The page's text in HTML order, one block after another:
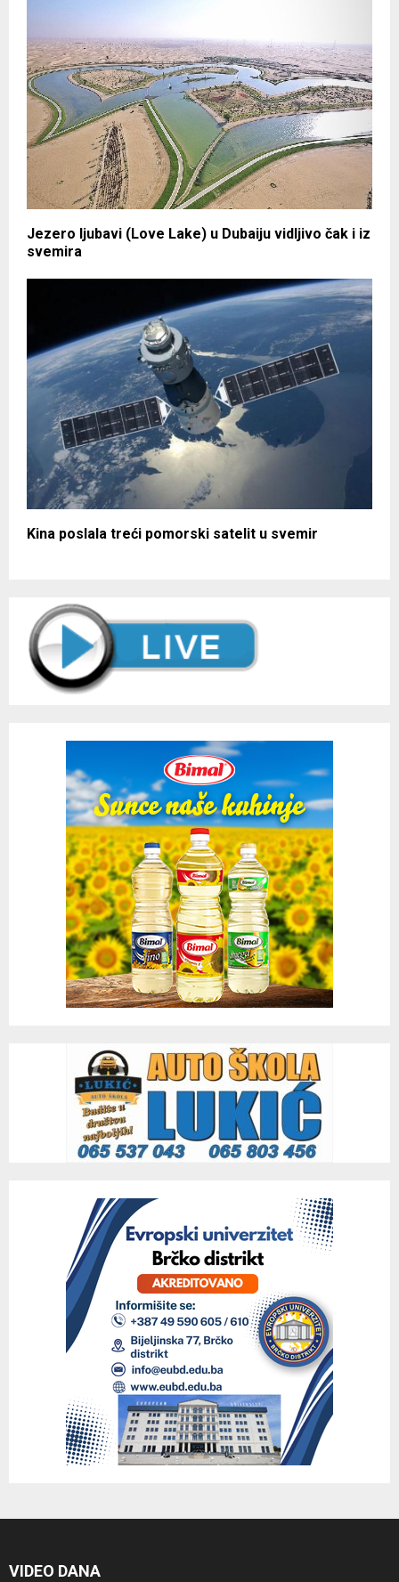
Jezero ljubavi (Love Lake) u Dubaiju vidljivo čak i iz
svemira
Kina poslala treći pomorski satelit u svemir
VIDEO DANA